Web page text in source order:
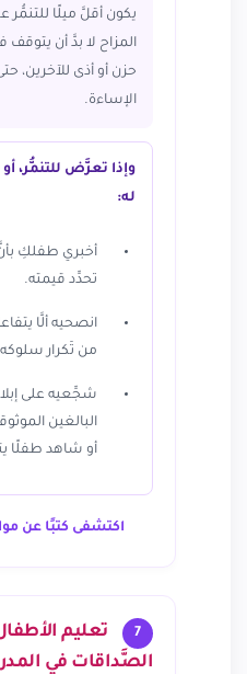
يكون أقلَّ ميلًا للتنمُّر
المزاح لا بدَّ أن
حزن أو أذى للآخرين،
الإساءة.
وإذا تعرَّض للتنمُّر،
له:
أخبري طفلكِ
تحدِّد قيمته.
انصحيه ألَّا
من تَكرار
شجِّعيه على
البالغين
أو شاهد طفلًا
اكتشفى كتبًا عن
7
تعليم
الصَّداقات في